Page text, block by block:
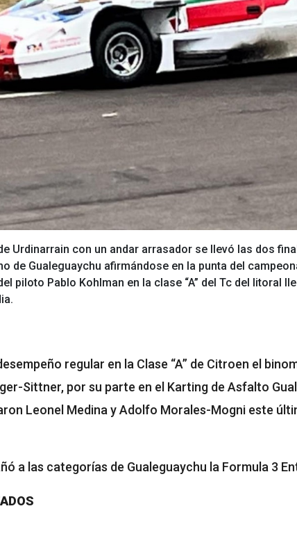
Urdinarrain con un andar arrasador se llevó las dos
de Gualeguaychu afirmándose en la punta del
piloto Pablo Kohlman en la clase “A” del Tc del litoral
regular en la Clase “A” de Citroen el
Sittner, por su parte en el Karting de Asfalto
Leonel Medina y Adolfo Morales-Mogni este
a las categorías de Gualeguaychu la Formula 3